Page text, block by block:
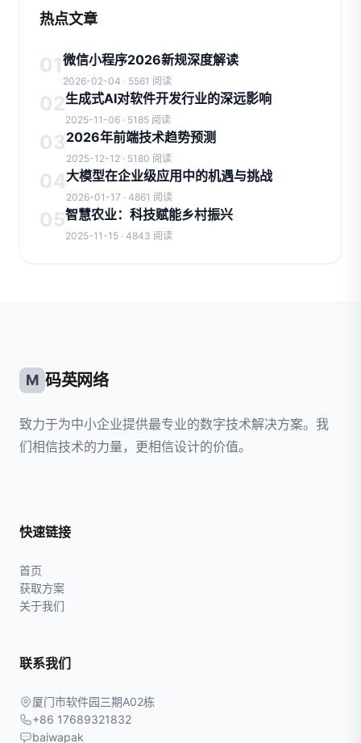
热点文章
01微信小程序2026新规深度解读
2026-02-04 · 5561 阅读
02生成式AI对软件开发行业的深远影响
2025-11-06 · 5185 阅读
032026年前端技术趋势预测
2025-12-12 · 5180 阅读
04大模型在企业级应用中的机遇与挑战
2026-01-17 · 4861 阅读
05智慧农业：科技赋能乡村振兴
2025-11-15 · 4843 阅读
M 码英网络
致力于为中小企业提供最专业的数字技术解决方案。我
们相信技术的力量，更相信设计的价值。
快速链接
首页
获取方案
关于我们
联系我们
厦门市软件园三期A02栋
+86 17689321832
baiwapak